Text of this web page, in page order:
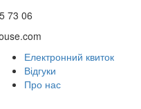
73 06
Електронний квиток
Відгуки
Про нас